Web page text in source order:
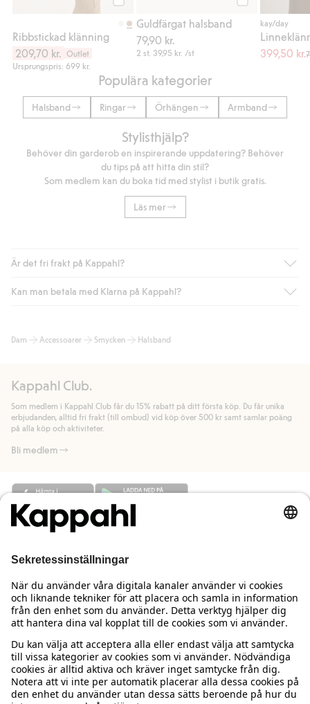
Ribbstickad klänning
209,70 kr.
Outlet
Ursprungspris: 699 kr.
Guldfärgat halsband
79,90 kr.
2 st. 39,95 kr. /st
kay/day
399,50 kr.
Populära kategorier
Halsband Ringar Örhängen Armband
Stylisthjälp?
Behöver din garderob en inspirerande uppdatering? Behöver
du tips på att hitta din stil?
Som medlem kan du boka tid med stylist i butik gratis.
Läs mer
Är det fri frakt på Kappahl?
Är du medlem i Kappahl Club har du alltid gratis frakt till butik
automatik efter du loggat in och identifierats som medlem.
handlar för.
Läs mer
Kan man betala med Klarna på Kappahl?
bland annat faktura och swish men även andra betalningssätt.
allmänna villkor.
Läs mer
Dam Accessoarer Smycken Halsband
Kappahl Club.
Som medlem i Kappahl Club får du 15% rabatt på ditt första köp. Du får unika
erbjudanden, alltid fri frakt (till ombud) vid köp över 500 kr samt samlar poäng
på alla köp och aktiviteter.
Bli medlem
Behöver du hjälp?
Kundservice
Vanliga frågor
Beställning & retur
Kappahl Club
Logga in
Kappahl Club
Om oss
Om Kappahl Group
Villkor & policy